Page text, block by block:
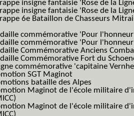
insigne fantaisie 'Rose de la
insigne fantaisie 'Rose de la
6e Bataillon de Chasseurs
commémorative 'Pour
commémorative 'Pour
Commémorative Anciens
Commémorative Fort du
commémorative 'capitaine
SGT Maginot
bataille des Alpes
Maginot de l'école militaire
Maginot de l'école militaire